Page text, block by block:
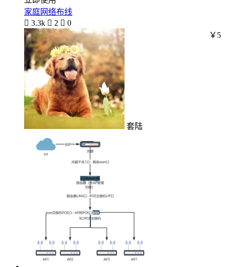
家庭网络布线
 3.3k  2  0
套陆
￥5